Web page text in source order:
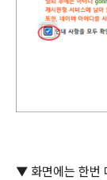
▼ 화면에는 한번